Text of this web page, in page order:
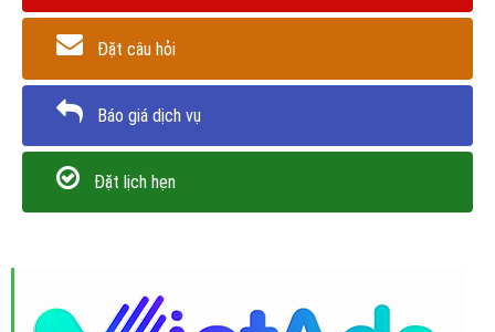
Đặt câu hỏi
Báo giá dịch vụ
Đặt lịch hẹn